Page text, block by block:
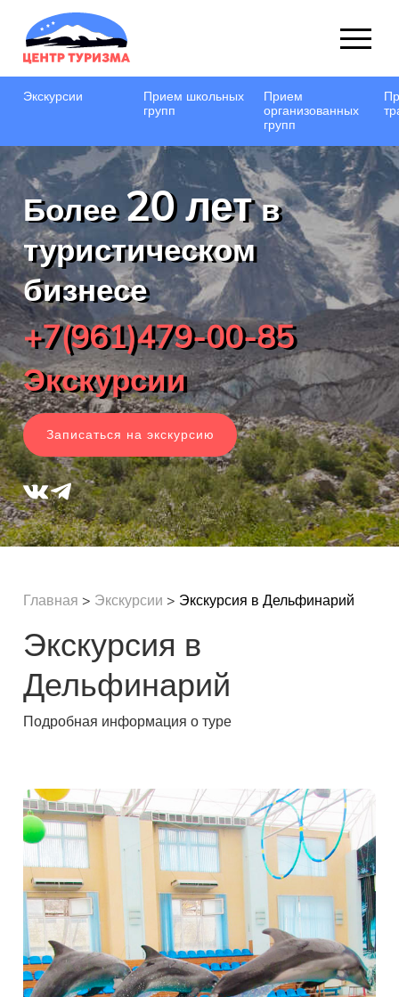
Экскурсии
Прием школьных
групп
Прием
организованных
групп
Более20 летв
туристическом
бизнесе
+7(961)479-00-85
Экскурсии
Записаться на экскурсию
Главная > Экскурсии > Экскурсия в Дельфинарий
Экскурсия в
Дельфинарий
Подробная информация о туре